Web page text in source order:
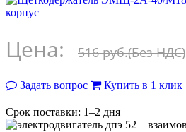
Цена: 516 руб.(Без НДС)
Задать вопрос Купить в 1 клик
Срок поставки: 1–2 дня